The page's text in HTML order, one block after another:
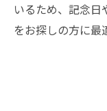
いるため、記念
をお探しの方に最